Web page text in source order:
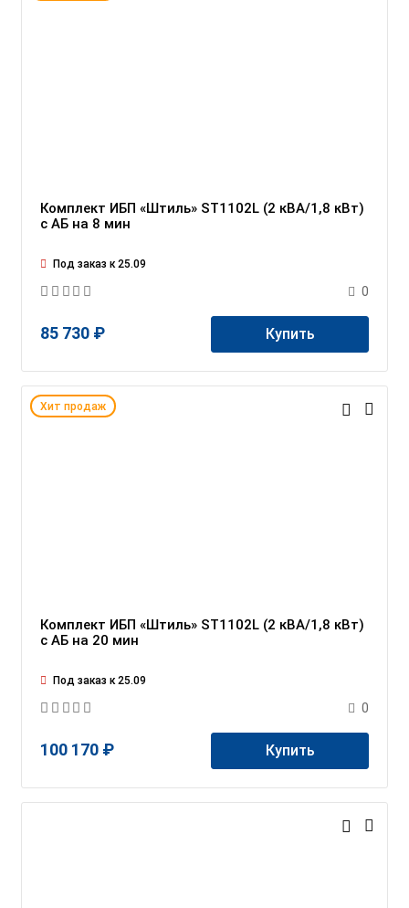
Комплект ИБП «Штиль» ST1102L (2 кВА/1,8 кВт)
c АБ на 8 мин
Под заказ к 25.09
0
85 730 ₽ Купить
Хит продаж
Комплект ИБП «Штиль» ST1102L (2 кВА/1,8 кВт)
c АБ на 20 мин
Под заказ к 25.09
0
100 170 ₽ Купить